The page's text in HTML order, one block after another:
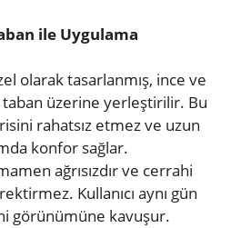
ile Uygulama
olarak tasarlanmış, ince ve
taban üzerine yerleştirilir. Bu
rahatsız etmez ve uzun
konfor sağlar.
ağrısızdır ve cerrahi
Kullanıcı aynı gün
görünümüne kavuşur.